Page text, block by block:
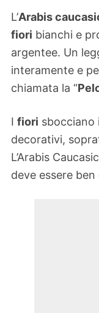
L’Arabis
fiori bianchi e
argentee. Un
interamente e
chiamata la “
I fiori sbocciano
decorativi,
L’Arabis
deve essere